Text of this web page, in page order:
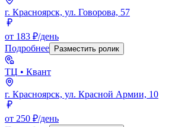
г. Красноярск, ул. Говорова, 57
от 183 ₽/день
Подробнее
Разместить ролик
ТЦ • Квант
г. Красноярск, ул. Красной Армии, 10
от 250 ₽/день